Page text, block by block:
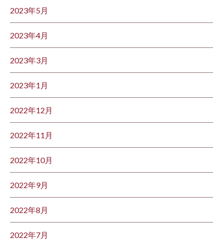
2023年5月
2023年4月
2023年3月
2023年1月
2022年12月
2022年11月
2022年10月
2022年9月
2022年8月
2022年7月